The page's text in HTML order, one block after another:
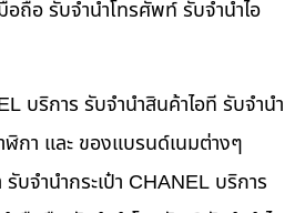
อถือ รับจำนำโทรศัพท์ รับจำนำไอ
บริการ รับจำนำสินค้าไอที รับจำนำ
กา และ ของแบรนด์เนมต่างๆ
บจำนำกระเป๋า CHANEL บริการ